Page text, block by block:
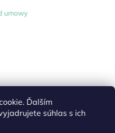
Ďalším
súhlas s ich
umowy